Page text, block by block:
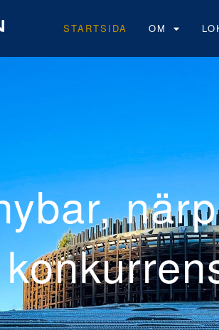
STARTSIDA OM